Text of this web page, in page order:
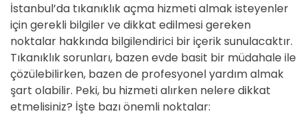
İstanbul’da tıkanıklık açma hizmeti almak isteyenler
için gerekli bilgiler ve dikkat edilmesi gereken
noktalar hakkında bilgilendirici bir içerik sunulacaktır.
Tıkanıklık sorunları, bazen evde basit bir müdahale ile
çözülebilirken, bazen de profesyonel yardım almak
şart olabilir. Peki, bu hizmeti alırken nelere dikkat
etmelisiniz? İşte bazı önemli noktalar: